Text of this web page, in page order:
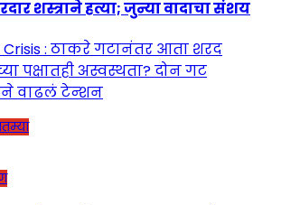
शस्त्राने हत्या; जुन्या वादाचा संशय